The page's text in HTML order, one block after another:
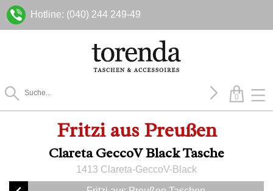
Hotline: (040) 244 249-49
0
Fritzi aus Preußen
Clareta GeccoV Black Tasche
1413 Clareta-GeccoV-Black